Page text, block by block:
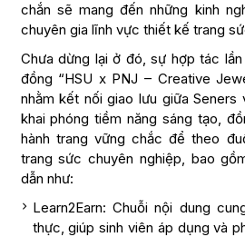
chắn sẽ mang đến những kinh
chuyên gia lĩnh vực thiết kế trang
Chưa dừng lại ở đó, sự hợp tác
đồng “HSU x PNJ – Creative
nhằm kết nối giao lưu giữa Seners
khai phóng tiềm năng sáng tạo,
hành trang vững chắc để theo
trang sức chuyên nghiệp, bao
dẫn như:
Learn2Earn: Chuỗi nội dung
thực, giúp sinh viên áp dụng và